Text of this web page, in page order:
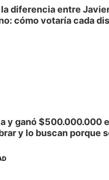
diferencia entre
cómo votaría cada
y ganó $500.000.000
y lo buscan porque